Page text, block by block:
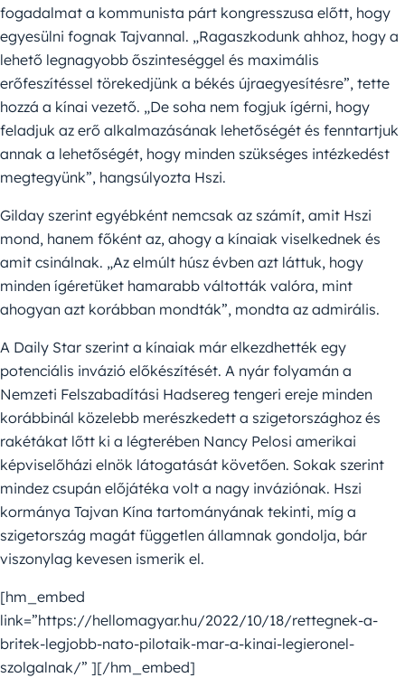
fogadalmat a kommunista párt kongresszusa előtt, hogy
egyesülni fognak Tajvannal. „Ragaszkodunk ahhoz, hogy a
lehető legnagyobb őszinteséggel és maximális
erőfeszítéssel törekedjünk a békés újraegyesítésre”, tette
hozzá a kínai vezető. „De soha nem fogjuk ígérni, hogy
feladjuk az erő alkalmazásának lehetőségét és fenntartjuk
annak a lehetőségét, hogy minden szükséges intézkedést
megtegyünk”, hangsúlyozta Hszi.
Gilday szerint egyébként nemcsak az számít, amit Hszi
mond, hanem főként az, ahogy a kínaiak viselkednek és
amit csinálnak. „Az elmúlt húsz évben azt láttuk, hogy
minden ígéretüket hamarabb váltották valóra, mint
ahogyan azt korábban mondták”, mondta az admirális.
A Daily Star szerint a kínaiak már elkezdhették egy
potenciális invázió előkészítését. A nyár folyamán a
Nemzeti Felszabadítási Hadsereg tengeri ereje minden
korábbinál közelebb merészkedett a szigetországhoz és
rakétákat lőtt ki a légterében Nancy Pelosi amerikai
képviselőházi elnök látogatását követően. Sokak szerint
mindez csupán előjátéka volt a nagy inváziónak. Hszi
kormánya Tajvan Kína tartományának tekinti, míg a
szigetország magát független államnak gondolja, bár
viszonylag kevesen ismerik el.
[hm_embed
link=”https://hellomagyar.hu/2022/10/18/rettegnek-a-
britek-legjobb-nato-pilotaik-mar-a-kinai-legieronel-
szolgalnak/” ][/hm_embed]